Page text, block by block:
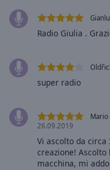
Font
Size
Edge
Style
Font
Family
Radio Giulia .
super radio
Mario
26.09.2019
Vi ascolto da
creazione!
macchina, mi